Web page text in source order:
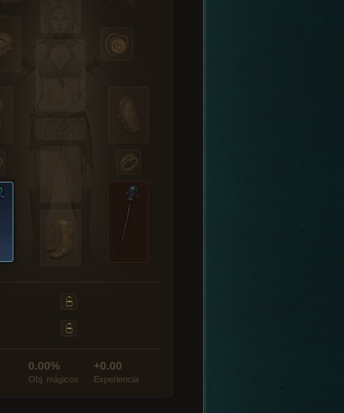
0.00%
Obj. mágicos
+0.00
Experiencia